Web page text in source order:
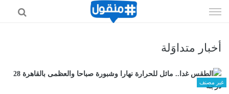
الى
أخبار متداوَلة
غير مصنف